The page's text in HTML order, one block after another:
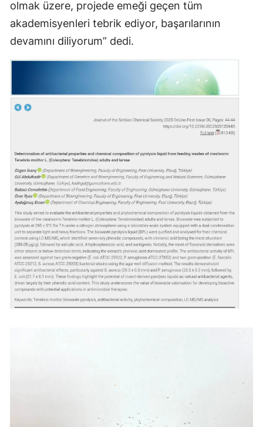
Yozgat
Aksaray
Bayburt
Karaman
Batman
Şırnak
Bartın
Ardahan
Iğdır
Yalova
Karabük
Osmaniye
olmak üzere, projede emeği geçen tüm
akademisyenleri tebrik ediyor, başarılarının
devamını diliyorum” dedi.